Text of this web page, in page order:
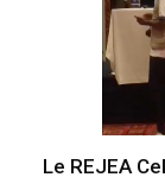
Le REJEA